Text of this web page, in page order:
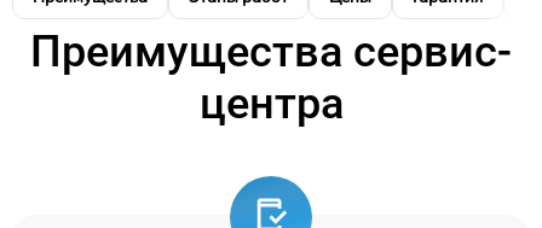
Преимущества сервис-
центра